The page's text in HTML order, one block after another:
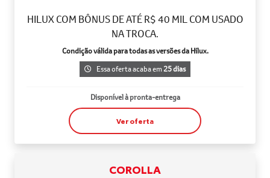
HILUX COM BÔNUS DE ATÉ R$ 40 MIL COM USADO
NA TROCA.
Condição válida para todas as versões da Hilux.
Essa oferta acaba em25 dias
Disponível à pronta-entrega
Ver oferta
COROLLA